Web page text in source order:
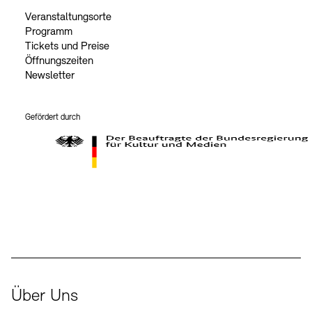
Veranstaltungsorte
Programm
Tickets und Preise
Öffnungszeiten
Newsletter
Gefördert durch
Über Uns